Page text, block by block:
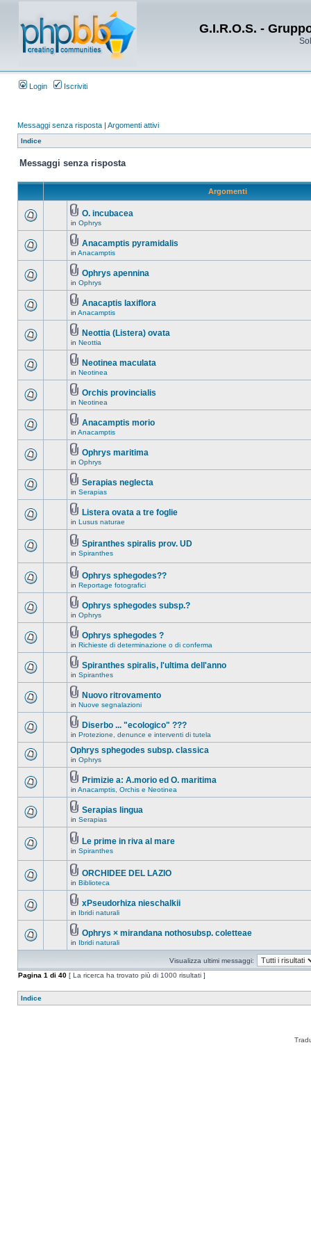
G.I.R.O.S. -
Login Iscriviti
Messaggi senza risposta | Argomenti attivi
Indice
Messaggi senza risposta
Argomenti
O. incubacea
in Ophrys
Anacamptis pyramidalis
in Anacamptis
Ophrys apennina
in Ophrys
Anacaptis laxiflora
in Anacamptis
Neottia (Listera) ovata
in Neottia
Neotinea maculata
in Neotinea
Orchis provincialis
in Neotinea
Anacamptis morio
in Anacamptis
Ophrys maritima
in Ophrys
Serapias neglecta
in Serapias
Listera ovata a tre foglie
in Lusus naturae
Spiranthes spiralis prov. UD
in Spiranthes
Ophrys sphegodes??
in Reportage fotografici
Ophrys sphegodes subsp.?
in Ophrys
Ophrys sphegodes ?
in Richieste di determinazione o di conferma
Spiranthes spiralis, l'ultima dell'anno
in Spiranthes
Nuovo ritrovamento
in Nuove segnalazioni
Diserbo ... "ecologico" ???
in Protezione, denunce e interventi di tutela
Ophrys sphegodes subsp. classica
in Ophrys
Primizie a: A.morio ed O. maritima
in Anacamptis, Orchis e Neotinea
Serapias lingua
in Serapias
Le prime in riva al mare
in Spiranthes
ORCHIDEE DEL LAZIO
in Biblioteca
xPseudorhiza nieschalkii
in Ibridi naturali
Ophrys × mirandana nothosubsp. coletteae
in Ibridi naturali
Visualizza ultimi messaggi:
Pagina 1 di 40 [ La ricerca ha trovato più di 1000 risultati ]
Indice